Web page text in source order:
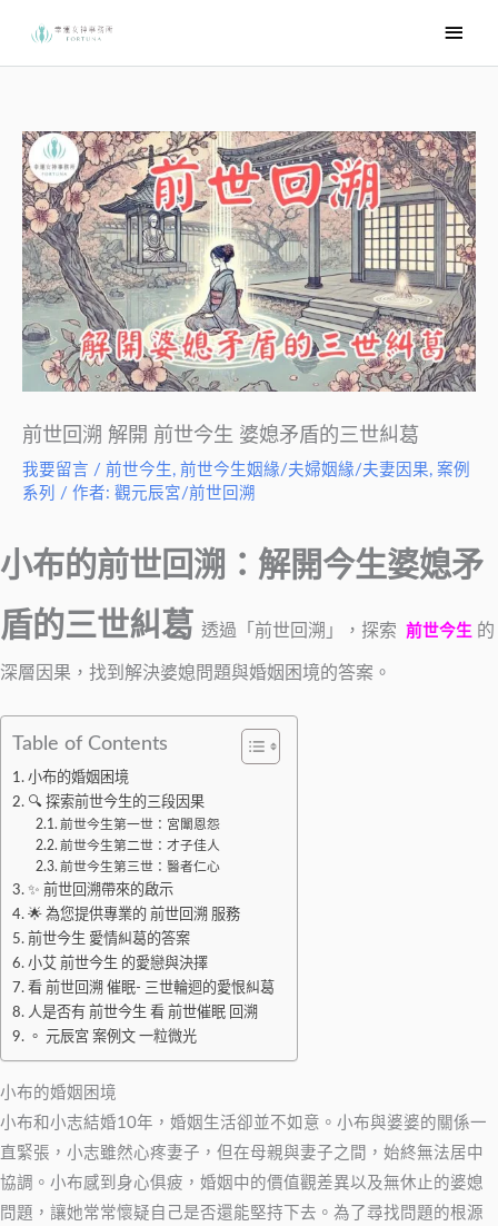
要
單
前世回溯 解開 前世今生 婆媳矛盾的三世糾葛
我要留言 / 前世今生 , 前世今生姻緣/夫婦姻緣/夫妻因果, 案例
系列
/ 作者: 觀元辰宮/前世回溯
小布的前世回溯：解開今生婆媳矛
盾的三世糾葛 透過「前世回溯」，探索 前世今生 的
深層因果，找到解決婆媳問題與婚姻困境的答案。
Table of Contents
小布的婚姻困境
🔍 探索前世今生的三段因果
前世今生第一世：宮闈恩怨
前世今生第二世：才子佳人
前世今生第三世：醫者仁心
✨ 前世回溯帶來的啟示
🌟 為您提供專業的 前世回溯 服務
前世今生 愛情糾葛的答案
小艾 前世今生 的愛戀與決擇
看 前世回溯 催眠- 三世輪迴的愛恨糾葛
人是否有 前世今生 看 前世催眠 回溯
。 元辰宮 案例文 一粒微光
小布的婚姻困境
小布和小志結婚10年，婚姻生活卻並不如意。小布與婆婆的關係一
直緊張，小志雖然心疼妻子，但在母親與妻子之間，始終無法居中
協調。小布感到身心俱疲，婚姻中的價值觀差異以及無休止的婆媳
問題，讓她常常懷疑自己是否還能堅持下去。為了尋找問題的根源